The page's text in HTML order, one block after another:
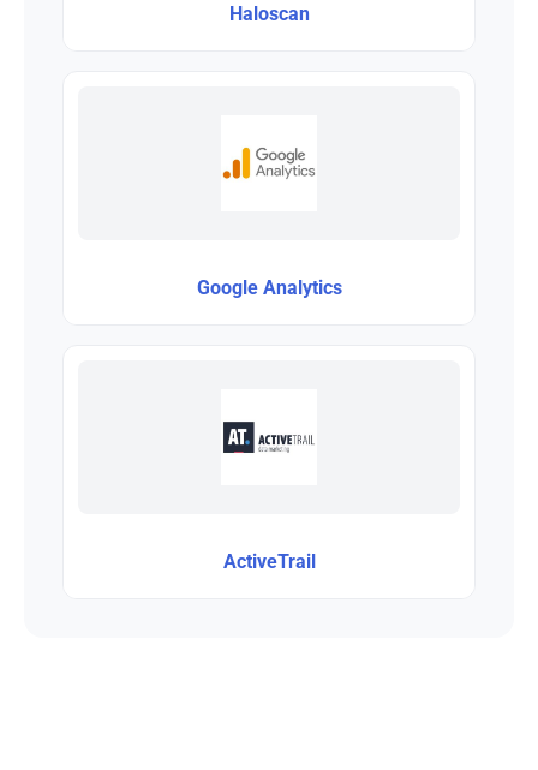
Haloscan
Google Analytics
ActiveTrail